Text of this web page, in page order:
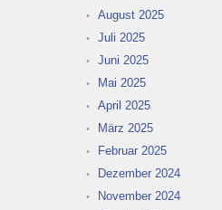
August 2025
Juli 2025
Juni 2025
Mai 2025
April 2025
März 2025
Februar 2025
Dezember 2024
November 2024